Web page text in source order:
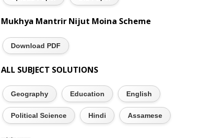
Mukhya Mantrir Nijut Moina Scheme
Download PDF
ALL SUBJECT SOLUTIONS
Geography Education English
Political Science Hindi Assamese